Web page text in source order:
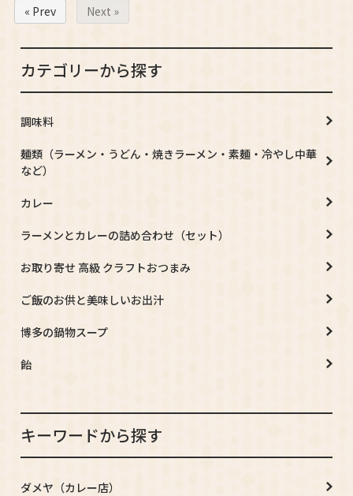
« Prev
Next »
カテゴリーから探す
調味料
麺類（ラーメン・うどん・焼きラーメン・素麺・冷やし中華
など）
カレー
ラーメンとカレーの詰め合わせ（セット）
お取り寄せ 高級 クラフトおつまみ
ご飯のお供と美味しいお出汁
博多の鍋物スープ
飴
キーワードから探す
ダメヤ（カレー店）